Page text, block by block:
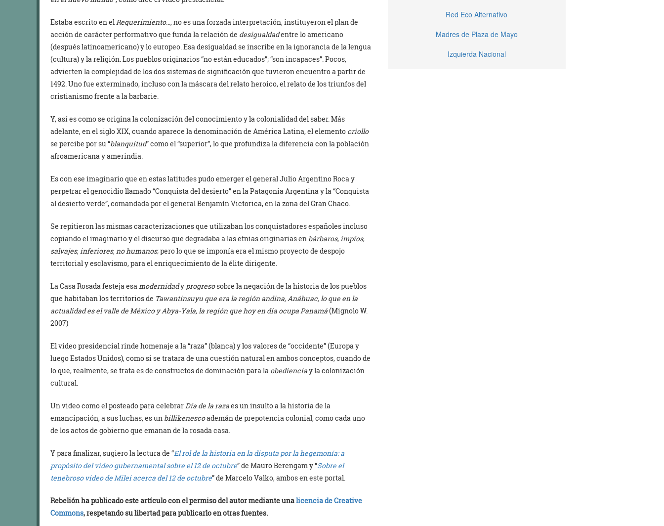
Estaba escrito en elRequerimiento…, no es una forzada interpretación, instituyeron el plan de
acción de carácter performativo que funda la relación de desigualdadentre lo americano
(después latinoamericano) y lo europeo. Esa desigualdad se inscribe en la ignorancia de la lengua
(cultura) y la religión. Los pueblos originarios “no están educados”; “son incapaces”. Pocos,
advierten la complejidad de los dos sistemas de significación que tuvieron encuentro a partir de
1492. Uno fue exterminado, incluso con la máscara del relato heroico, el relato de los triunfos del
cristianismo frente a la barbarie.
Y, así es como se origina la colonización del conocimiento y la colonialidad del saber. Más
adelante, en el siglo XIX, cuando aparece la denominación de América Latina, el elemento criollo
se percibe por su “blanquitud” como el “superior”, lo que profundiza la diferencia con la población
afroamericana y amerindia.
Es con ese imaginario que en estas latitudes pudo emerger el general Julio Argentino Roca y
perpetrar el genocidio llamado “Conquista del desierto” en la Patagonia Argentina y la “Conquista
al desierto verde”, comandada por el general Benjamín Victorica, en la zona del Gran Chaco.
Se repitieron las mismas caracterizaciones que utilizaban los conquistadores españoles incluso
copiando el imaginario y el discurso que degradaba a las etnias originarias en bárbaros,impíos,
salvajes,inferiores,no humanos; pero lo que se imponía era el mismo proyecto de despojo
territorial y esclavismo, para el enriquecimiento de la élite dirigente.
La Casa Rosada festeja esamodernidady progresosobre la negación de la historia de los pueblos
que habitaban los territorios de Tawantinsuyu que era la región andina, Anáhuac, lo que en la
actualidad es el valle de México y Abya-Yala, la región que hoy en día ocupa Panamá(Mignolo W.
2007)
El video presidencial rinde homenaje a la “raza” (blanca) y los valores de “occidente” (Europa y
luego Estados Unidos), como si se tratara de una cuestión natural en ambos conceptos, cuando de
lo que, realmente, se trata es de constructos de dominación para la obedienciay la colonización
cultural.
Un video como el posteado para celebrarDía de la razaes un insulto a la historia de la
emancipación, a sus luchas, es un billikenescoademán de prepotencia colonial, como cada uno
de los actos de gobierno que emanan de la rosada casa.
Y para finalizar, sugiero la lectura de “El rol de la historia en la disputa por la hegemonía: a
propósito del video gubernamental sobre el 12 de octubre” de Mauro Berengam y “Sobre el
tenebroso video de Milei acerca del 12 de octubre” de Marcelo Valko, ambos en este portal.
Rebelión ha publicado este artículo con el permiso del autor mediante unalicencia de Creative
Commons, respetando su libertad para publicarlo en otras fuentes.
Red Eco Alternativo
Madres de Plaza de Mayo
Izquierda Nacional